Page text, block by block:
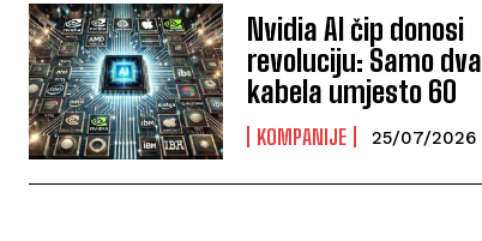
Nvidia AI čip donosi
revoluciju: Samo dva
kabela umjesto 60
KOMPANIJE 25/07/2026